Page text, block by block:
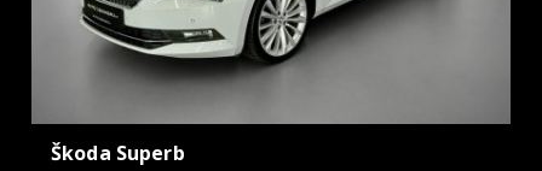
Škoda Superb